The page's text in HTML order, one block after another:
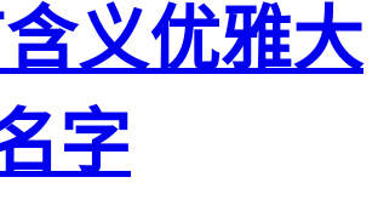
义优雅大
字